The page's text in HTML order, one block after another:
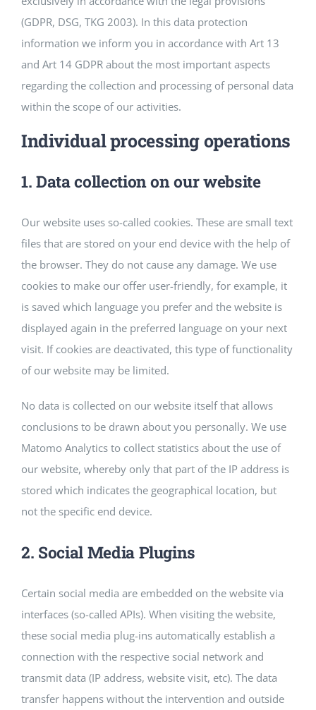
(GDPR, DSG, TKG 2003). In this data protection
information we inform you in accordance with Art 13
and Art 14 GDPR about the most important aspects
regarding the collection and processing of personal data
within the scope of our activities.
Individual processing operations
1. Data collection on our website
Our website uses so-called cookies. These are small text
files that are stored on your end device with the help of
the browser. They do not cause any damage. We use
cookies to make our offer user-friendly, for example, it
is saved which language you prefer and the website is
displayed again in the preferred language on your next
visit. If cookies are deactivated, this type of functionality
of our website may be limited.
No data is collected on our website itself that allows
conclusions to be drawn about you personally. We use
Matomo Analytics to collect statistics about the use of
our website, whereby only that part of the IP address is
stored which indicates the geographical location, but
not the specific end device.
2. Social Media Plugins
Certain social media are embedded on the website via
interfaces (so-called APIs). When visiting the website,
these social media plug-ins automatically establish a
connection with the respective social network and
transmit data (IP address, website visit, etc). The data
transfer happens without the intervention and outside